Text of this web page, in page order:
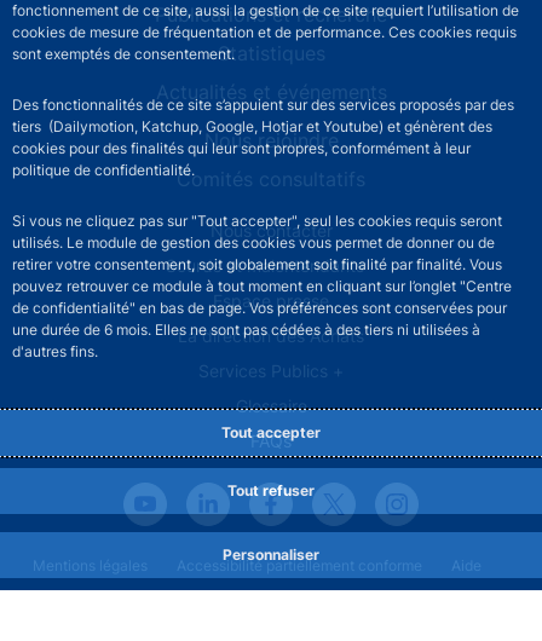
fonctionnement de ce site, aussi la gestion de ce site requiert l’utilisation de
cookies de mesure de fréquentation et de performance. Ces cookies requis
sont exemptés de consentement.
Des fonctionnalités de ce site s’appuient sur des services proposés par des
tiers (Dailymotion, Katchup, Google, Hotjar et Youtube) et génèrent des
cookies pour des finalités qui leur sont propres, conformément à leur
politique de confidentialité.
Si vous ne cliquez pas sur "Tout accepter", seul les cookies requis seront
utilisés. Le module de gestion des cookies vous permet de donner ou de
retirer votre consentement, soit globalement soit finalité par finalité. Vous
pouvez retrouver ce module à tout moment en cliquant sur l’onglet "Centre
de confidentialité" en bas de page. Vos préférences sont conservées pour
une durée de 6 mois. Elles ne sont pas cédées à des tiers ni utilisées à
d'autres fins.
Tout accepter
Tout refuser
Personnaliser
Publications et recherche
Statistiques
Actualités et événements
Nous rejoindre
Comités consultatifs
Footer secondary menuNous contacter
Sourds et malentendants
Espace presse
La direction des Achats
Services Publics +
Glossaire
FAQs
Footer legal notice menu
Mentions légales Accessibilité partiellement conforme
Aide